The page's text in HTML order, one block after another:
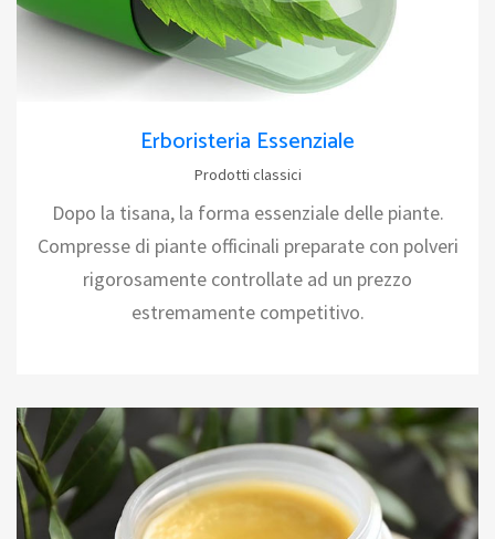
Erboristeria Essenziale
Prodotti classici
Dopo la tisana, la forma essenziale delle piante.
Compresse di piante officinali preparate con polveri
rigorosamente controllate ad un prezzo
estremamente competitivo.